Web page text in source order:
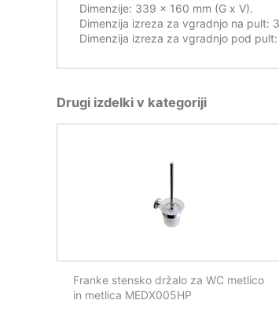
Dimenzije: 339 x 160 mm (G x V).
Dimenzija izreza za vgradnjo na pult:
Dimenzija izreza za vgradnjo pod
Drugi izdelki v kategoriji
Franke stensko držalo za WC metlico
in metlica MEDX005HP